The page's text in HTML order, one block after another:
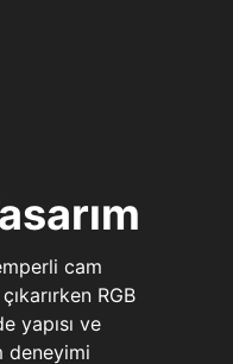
cam
RGB
yapısı ve
deneyimi